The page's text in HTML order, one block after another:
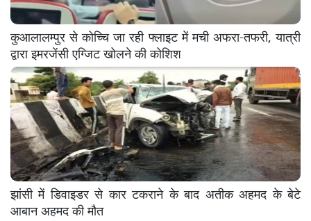
कुआलालम्पुर से कोच्चि जा रही फ्लाइट में मची अफरा-तफरी, यात्री
द्वारा इमरजेंसी एग्जिट खोलने की कोशिश
झांसी में डिवाइडर से कार टकराने के बाद अतीक अहमद के बेटे
आबान अहमद की मौत